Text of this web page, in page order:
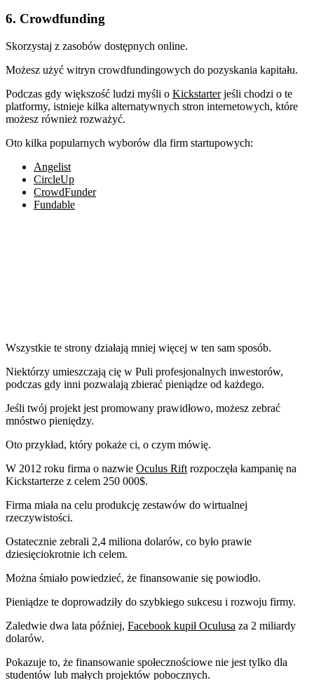
6. Crowdfunding
Skorzystaj z zasobów dostępnych online.
Możesz użyć witryn crowdfundingowych do pozyskania kapitału.
Podczas gdy większość ludzi myśli o Kickstarterjeśli chodzi o te
platformy, istnieje kilka alternatywnych stron internetowych, które
możesz również rozważyć.
Oto kilka popularnych wyborów dla firm startupowych:
Angelist
CircleUp
CrowdFunder
Fundable
Wszystkie te strony działają mniej więcej w ten sam sposób.
Niektórzy umieszczają cię w Puli profesjonalnych inwestorów,
podczas gdy inni pozwalają zbierać pieniądze od każdego.
Jeśli twój projekt jest promowany prawidłowo, możesz zebrać
mnóstwo pieniędzy.
Oto przykład, który pokaże ci, o czym mówię.
W 2012 roku firma o nazwie Oculus Rift rozpoczęła kampanię na
Kickstarterze z celem 250 000$.
Firma miała na celu produkcję zestawów do wirtualnej
rzeczywistości.
Ostatecznie zebrali 2,4 miliona dolarów, co było prawie
dziesięciokrotnie ich celem.
Można śmiało powiedzieć, że finansowanie się powiodło.
Pieniądze te doprowadziły do szybkiego sukcesu i rozwoju firmy.
Zaledwie dwa lata później, Facebook kupił Oculusa za 2 miliardy
dolarów.
Pokazuje to, że finansowanie społecznościowe nie jest tylko dla
studentów lub małych projektów pobocznych.